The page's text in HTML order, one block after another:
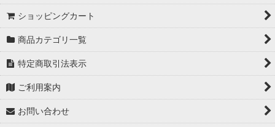
ショッピングカート
商品カテゴリ一覧
特定商取引法表示
ご利用案内
お問い合わせ